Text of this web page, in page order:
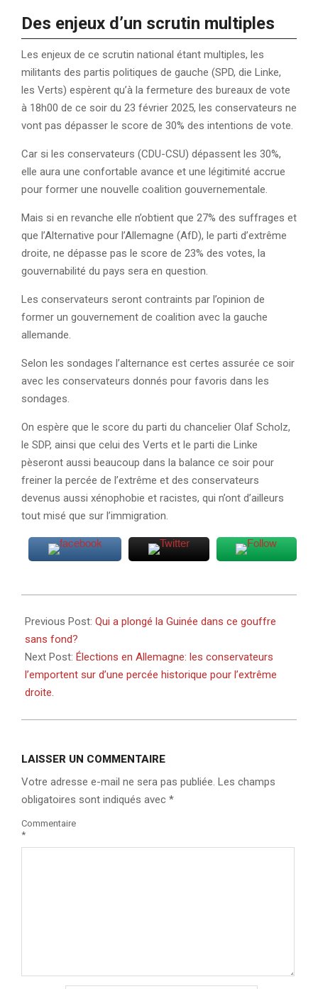
Des enjeux d’un scrutin multiples
Les enjeux de ce scrutin national étant multiples, les
militants des partis politiques de gauche (SPD, die Linke,
les Verts) espèrent qu’à la fermeture des bureaux de vote
à 18h00 de ce soir du 23 février 2025, les conservateurs ne
vont pas dépasser le score de 30% des intentions de vote.
Car si les conservateurs (CDU-CSU) dépassent les 30%,
elle aura une confortable avance et une légitimité accrue
pour former une nouvelle coalition gouvernementale.
Mais si en revanche elle n’obtient que 27% des suffrages et
que l’Alternative pour l’Allemagne (AfD), le parti d’extrême
droite, ne dépasse pas le score de 23% des votes, la
gouvernabilité du pays sera en question.
Les conservateurs seront contraints par l’opinion de
former un gouvernement de coalition avec la gauche
allemande.
Selon les sondages l’alternance est certes assurée ce soir
avec les conservateurs donnés pour favoris dans les
sondages.
On espère que le score du parti du chancelier Olaf Scholz,
le SDP, ainsi que celui des Verts et le parti die Linke
pèseront aussi beaucoup dans la balance ce soir pour
freiner la percée de l’extrême et des conservateurs
devenus aussi xénophobie et racistes, qui n’ont d’ailleurs
tout misé que sur l’immigration.
02-
23
Previous Post: Qui a plongé la Guinée dans ce gouffre
sans fond?
Next Post: Élections en Allemagne: les conservateurs
l’emportent sur d’une percée historique pour l’extrême
droite.
LAISSER UN COMMENTAIRE
Votre adresse e-mail ne sera pas publiée. Les champs
obligatoires sont indiqués avec *
Commentaire
*